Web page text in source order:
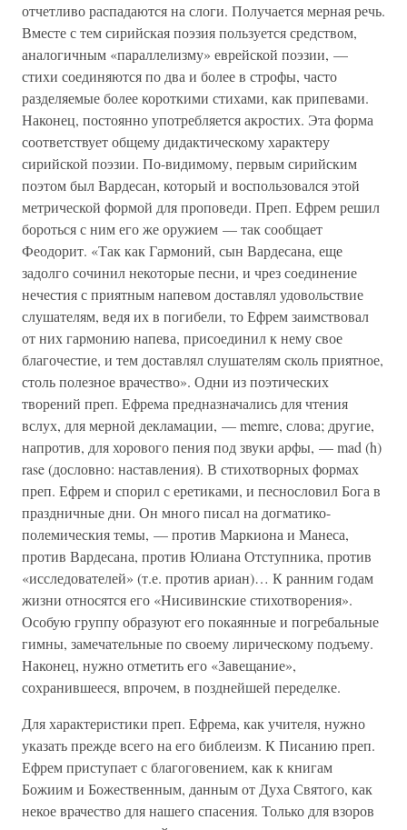
отчетливо распадаются на слоги. Получается мерная речь.
Вместе с тем сирийская поэзия пользуется средством,
аналогичным «параллелизму» еврейской поэзии, —
стихи соединяются по два и более в строфы, часто
разделяемые более короткими стихами, как припевами.
Наконец, постоянно употребляется акростих. Эта форма
соответствует общему дидактическому характеру
сирийской поэзии. По-видимому, первым сирийским
поэтом был Вардесан, который и воспользовался этой
метрической формой для проповеди. Преп. Ефрем решил
бороться с ним его же оружием — так сообщает
Феодорит. «Так как Гармоний, сын Вардесана, еще
задолго сочинил некоторые песни, и чрез соединение
нечестия с приятным напевом доставлял удовольствие
слушателям, ведя их в погибели, то Ефрем заимствовал
от них гармонию напева, присоединил к нему свое
благочестие, и тем доставлял слушателям сколь приятное,
столь полезное врачество». Одни из поэтических
творений преп. Ефрема предназначались для чтения
вслух, для мерной декламации, — memre, слова; другие,
напротив, для хорового пения под звуки арфы, — mad (h)
rase (дословно: наставления). В стихотворных формах
преп. Ефрем и спорил с еретиками, и песнословил Бога в
праздничные дни. Он много писал на догматико-
полемическия темы, — против Маркиона и Манеса,
против Вардесана, против Юлиана Отступника, против
«исследователей» (т.е. против ариан)… К ранним годам
жизни относятся его «Нисивинские стихотворения».
Особую группу образуют его покаянные и погребальные
гимны, замечательные по своему лирическому подъему.
Наконец, нужно отметить его «Завещание»,
сохранившееся, впрочем, в позднейшей переделке.
Для характеристики преп. Ефрема, как учителя, нужно
указать прежде всего на его библеизм. К Писанию преп.
Ефрем приступает с благоговением, как к книгам
Божиим и Божественным, данным от Духа Святого, как
некое врачество для нашего спасения. Только для взоров